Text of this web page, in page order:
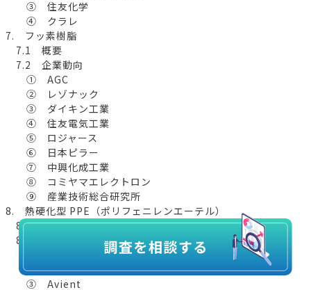
③ 住友化学
④ クラレ
7. フッ素樹脂
7.1 概要
7.2 企業動向
① AGC
② レゾナック
③ ダイキン工業
④ 住友電気工業
⑤ ロジャース
⑥ 日本ピラー
⑦ 中興化成工業
⑧ コミヤマエレクトロン
⑨ 産業技術総合研究所
8. 熱硬化型 PPE（ポリフェニレンエーテル）
8.1 概要
8.2 企業動向
② 日立製作所
③ Avient